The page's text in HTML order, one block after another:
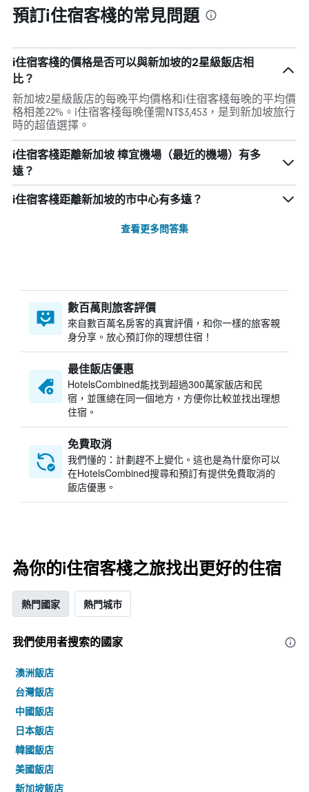
預訂i住宿客棧的常見問題
i住宿客棧的價格是否可以與新加坡的2星級飯店相
比？
新加坡2星級飯店的每晚平均價格和i住宿客棧每晚的平均價
格相差22%。i住宿客棧每晚僅需NT$3,453，是到新加坡旅行
時的超值選擇。
i住宿客棧距離新加坡 樟宜機場（最近的機場）有多
遠？
i住宿客棧距離新加坡的市中心有多遠？
查看更多問答集
數百萬則旅客評價
來自數百萬名房客的真實評價，和你一樣的旅客親
身分享。放心預訂你的理想住宿！
最佳飯店優惠
HotelsCombined​能找到超過300萬家飯店和民
宿，並匯總在同一個地方，方便你比較並找出理想
住宿。
免費取消
我們懂的：計劃趕不上變化。這也是為什麼你可以
在HotelsCombined搜尋和預訂有提供免費取消的
飯店優惠。
為你的i住宿客棧之旅找出更好的住宿
熱門國家 熱門城市
我們使用者搜索的國家
澳洲飯店
台灣飯店
中國飯店
日本飯店
韓國飯店
美國飯店
新加坡飯店